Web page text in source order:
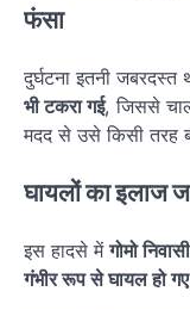
फंसा
दुर्घटना इतनी जबरदस्त
भी टकरा गई, जिससे
मदद से उसे किसी तरह
घायलों का इलाज
इस हादसे मेंगोमो
गंभीर रूप से घायल हो गए